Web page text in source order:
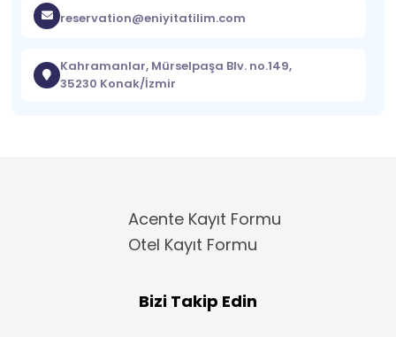
reservation@eniyitatilim.com
Kahramanlar, Mürselpaşa Blv. no.149,
35230 Konak/İzmir
Acente Kayıt Formu
Otel Kayıt Formu
Bizi Takip Edin